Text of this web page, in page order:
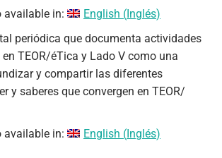
available in: English (Inglés)
periódica que documenta actividades
TEOR/éTica y Lado V como una
y compartir las diferentes
y saberes que convergen en TEOR/
available in:
English (Inglés)